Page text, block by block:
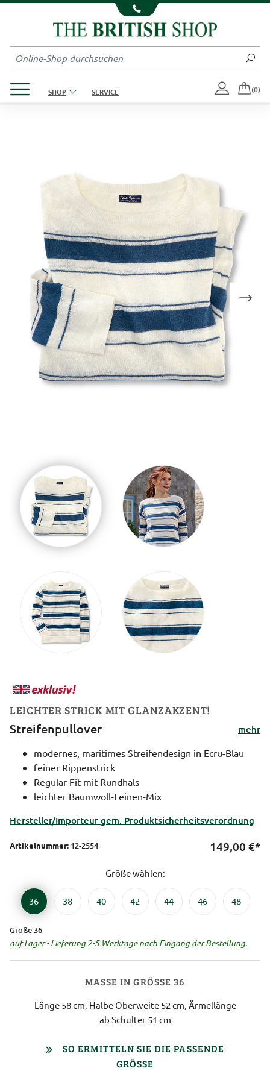
Kompletten Head der Seite überspringen
SHOP SERVICE (0)
LEICHTER STRICK MIT GLANZAKZENT!
Streifenpullover
mehr
modernes, maritimes Streifendesign in Ecru-Blau
feiner Rippenstrick
Regular Fit mit Rundhals
leichter Baumwoll-Leinen-Mix
Hersteller/Importeur gem. Produktsicherheitsverordnung
Artikelnummer: 12-2554 149,00 €*
Größe wählen:
36 38 40 42 44 46 48
Größe 36
auf Lager - Lieferung 2-5 Werktage nach Eingang der Bestellung.
MASSE IN GRÖSSE 36
Länge 58 cm, Halbe Oberweite 52 cm, Ärmellänge
ab Schulter 51 cm
SO ERMITTELN SIE DIE PASSENDE
GRÖSSE